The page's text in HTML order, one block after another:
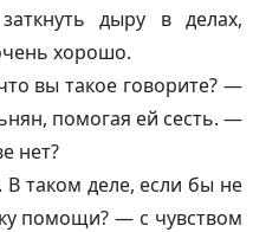
дыру в делах,
хорошо.
вы такое говорите? —
помогая ей сесть. —
нет?
таком деле, если бы не
помощи? — с чувством